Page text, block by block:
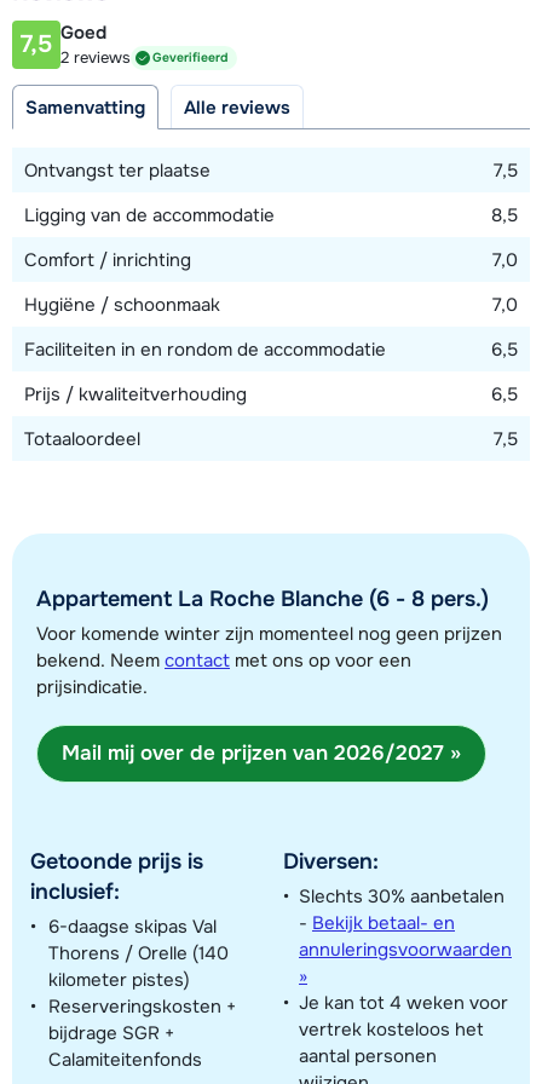
Afstand tot skilift
150 meter
Bekijk kaart
Toon alle accommodaties in dit gebied
Deze kaart geeft een indicatie van de ligging van onze accommodaties. De
exacte locatie kan enigszins afwijken.
7,5 Goed
2 reviews Geverifieerd
Samenvatting Alle reviews
Ontvangst ter plaatse
7,5
Ligging van de accommodatie
8,5
Comfort / inrichting
7,0
Hygiëne / schoonmaak
7,0
Faciliteiten in en rondom de accommodatie
6,5
Prijs / kwaliteitverhouding
6,5
Totaaloordeel
7,5
Appartement La Roche Blanche (6 - 8 pers.)
Voor komende winter zijn momenteel nog geen prijzen
bekend. Neem contact met ons op voor een
prijsindicatie.
Mail mij over de prijzen van 2026/2027 »
Getoonde prijs is
inclusief:
6-daagse skipas Val
Thorens / Orelle (140
kilometer pistes)
Reserveringskosten +
bijdrage SGR +
Calamiteitenfonds
Diversen:
Slechts 30% aanbetalen
- Bekijk betaal- en
annuleringsvoorwaarden
»
Je kan tot 4 weken voor
vertrek kosteloos het
aantal personen